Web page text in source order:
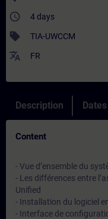
access_time 4 days
sell TIA-UWCCM
translate FR
Description
Content
- Vue d’ensemble du
- Les différences entre
Unified
- Installation du logiciel
- Interface de